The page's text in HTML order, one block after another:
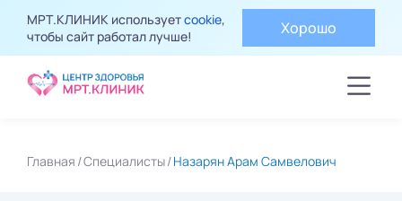
МРТ.КЛИНИК используетcookie,
чтобы сайт работал лучше!
Хорошо
Главная Специалисты Назарян Арам Самвелович